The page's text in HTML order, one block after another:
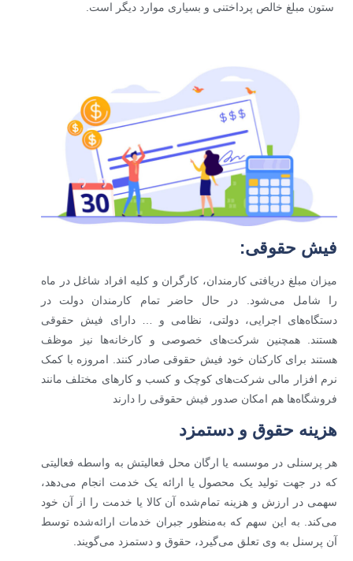
ستون مبلغ خالص پرداختنی و بسیاری موارد دیگر است.
فیش حقوقی:
میزان مبلغ دریافتی کارمندان، کارگران و کلیه افراد شاغل در ماه
را شامل می‌شود. در حال حاضر تمام کارمندان دولت در
دستگاه‌های اجرایی، دولتی، نظامی و … دارای فیش حقوقی
هستند. همچنین شرکت‌های خصوصی و کارخانه‌ها نیز موظف
هستند برای کارکنان خود فیش حقوقی صادر کنند. امروزه با کمک
نرم افزار مالی شرکت‌های کوچک و کسب و کارهای مختلف مانند
فروشگاه‌ها هم امکان صدور فیش حقوقی را دارند
هزینه حقوق و دستمزد
هر پرسنلی در موسسه یا ارگان محل فعالیتش به واسطه فعالیتی
که در جهت تولید یک محصول یا ارائه یک خدمت انجام می‌دهد،
سهمی در ارزش و هزینه تمام‌شده آن کالا یا خدمت را از آن خود
می‌کند. به این سهم که به‌منظور جبران خدمات ارائه‌شده توسط
آن پرسنل به وی تعلق می‌گیرد، حقوق و دستمزد می‌گویند.